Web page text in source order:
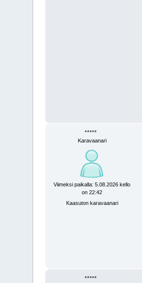
*****
Karavaanari
Viimeksi paikalla: 5.08.2026 kello
on 22:42
Kaasuton karavaanari
*****